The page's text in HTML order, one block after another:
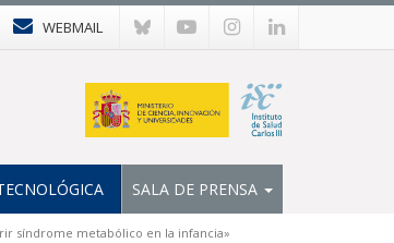
WEBMAIL
SALA DE PRENSA
síndrome metabólico en la infancia»